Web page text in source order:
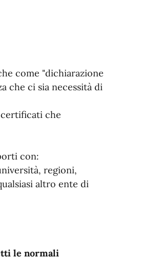
come "dichiarazione
che ci sia necessità di
che
con:
regioni,
altro ente di
le normali